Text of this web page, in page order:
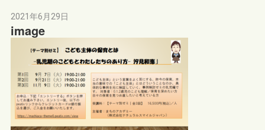
2021年6月29日
image